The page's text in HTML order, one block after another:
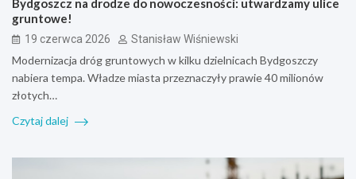
Bydgoszcz na drodze do nowoczesności: utwardzamy ulice
gruntowe!
19 czerwca 2026 Stanisław Wiśniewski
Modernizacja dróg gruntowych w kilku dzielnicach Bydgoszczy
nabiera tempa. Władze miasta przeznaczyły prawie 40 milionów
złotych…
Czytaj dalej